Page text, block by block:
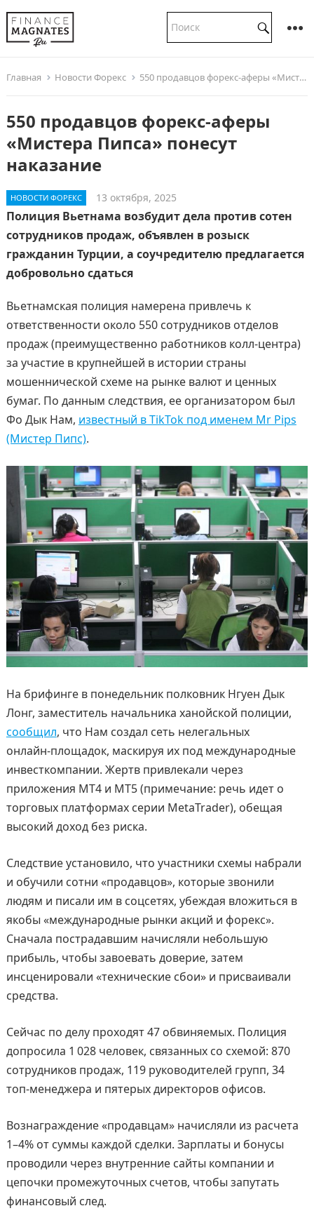
Главная Новости Форекс 550 продавцов форекс-аферы «Мистера Пипса» понесут наказание
550 продавцов форекс-аферы
«Мистера Пипса» понесут
наказание
НОВОСТИ ФОРЕКС 13 октября, 2025
Полиция Вьетнама возбудит дела против сотен
сотрудников продаж, объявлен в розыск
гражданин Турции, а соучредителю предлагается
добровольно сдаться
Вьетнамская полиция намерена привлечь к
ответственности около 550 сотрудников отделов
продаж (преимущественно работников колл-центра)
за участие в крупнейшей в истории страны
мошеннической схеме на рынке валют и ценных
бумаг. По данным следствия, ее организатором был
Фо Дык Нам, известный в TikTok под именем Mr Pips
(Мистер Пипс).
На брифинге в понедельник полковник Нгуен Дык
Лонг, заместитель начальника ханойской полиции,
сообщил, что Нам создал сеть нелегальных
онлайн‑площадок, маскируя их под международные
инвесткомпании. Жертв привлекали через
приложения MT4 и MT5 (примечание: речь идет о
торговых платформах серии MetaTrader), обещая
высокий доход без риска.
Следствие установило, что участники схемы набрали
и обучили сотни «продавцов», которые звонили
людям и писали им в соцсетях, убеждая вложиться в
якобы «международные рынки акций и форекс».
Сначала пострадавшим начисляли небольшую
прибыль, чтобы завоевать доверие, затем
инсценировали «технические сбои» и присваивали
средства.
Сейчас по делу проходят 47 обвиняемых. Полиция
допросила 1 028 человек, связанных со схемой: 870
сотрудников продаж, 119 руководителей групп, 34
топ‑менеджера и пятерых директоров офисов.
Вознаграждение «продавцам» начисляли из расчета
1–4% от суммы каждой сделки. Зарплаты и бонусы
проводили через внутренние сайты компании и
цепочки промежуточных счетов, чтобы запутать
финансовый след.